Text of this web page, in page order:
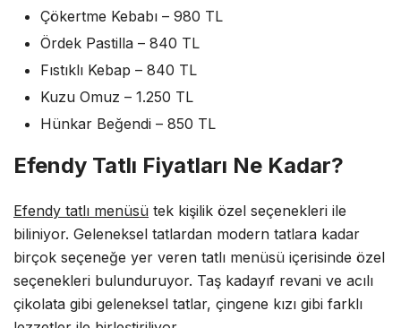
Çökertme Kebabı – 980 TL
Ördek Pastilla – 840 TL
Fıstıklı Kebap – 840 TL
Kuzu Omuz – 1.250 TL
Hünkar Beğendi – 850 TL
Efendy Tatlı Fiyatları Ne Kadar?
Efendy tatlı menüsü tek kişilik özel seçenekleri ile
biliniyor. Geleneksel tatlardan modern tatlara kadar
birçok seçeneğe yer veren tatlı menüsü içerisinde özel
seçenekleri bulunduruyor. Taş kadayıf revani ve acılı
çikolata gibi geleneksel tatlar, çingene kızı gibi farklı